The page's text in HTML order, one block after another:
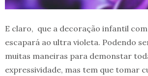
E claro, que a decoração infantil
escapará ao ultra violeta. Podendo
muitas maneiras para demonstar
expressividade, mas tem que tomar